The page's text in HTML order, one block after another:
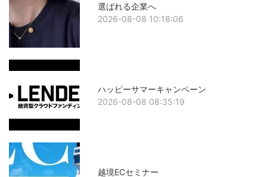
選ばれる企業へ
2026-08-08 10:18:06
ハッピーサマーキャンペーン
2026-08-08 08:35:19
越境ECセミナー